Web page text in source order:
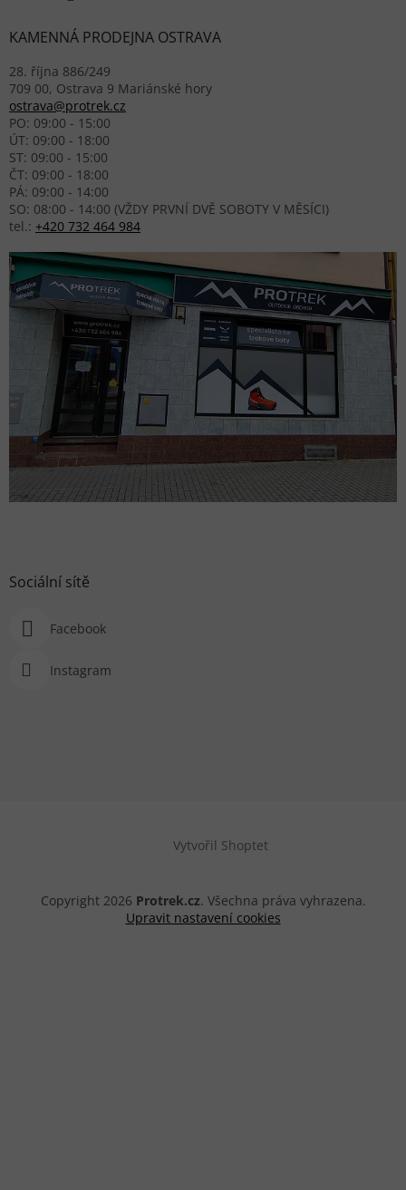
KAMENNÁ PRODEJNA OSTRAVA
28. října 886/249
709 00, Ostrava 9 Mariánské hory
ostrava@protrek.cz
PO: 09:00 - 15:00
ÚT: 09:00 - 18:00
ST: 09:00 - 15:00
ČT: 09:00 - 18:00
PÁ: 09:00 - 14:00
SO: 08:00 - 14:00 (VŽDY PRVNÍ DVĚ SOBOTY V MĚSÍCI)
tel.: +420 732 464 984
Sociální sítě
Facebook
Instagram
Vytvořil Shoptet
Copyright 2026 Protrek.cz. Všechna práva vyhrazena.
Upravit nastavení cookies